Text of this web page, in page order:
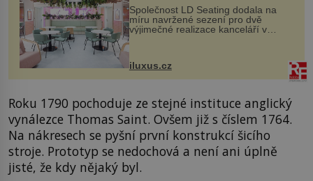
Společnost LD Seating dodala na
míru navržené sezení pro dvě
výjimečné realizace kanceláří v
areálu MediaCityUK v anglickém
budov Media...
iluxus.cz
Roku 1790 pochoduje ze stejné instituce anglický
vynálezce Thomas Saint. Ovšem již s číslem 1764.
Na nákresech se pyšní první konstrukcí šicího
stroje. Prototyp se nedochová a není ani úplně
jisté, že kdy nějaký byl.